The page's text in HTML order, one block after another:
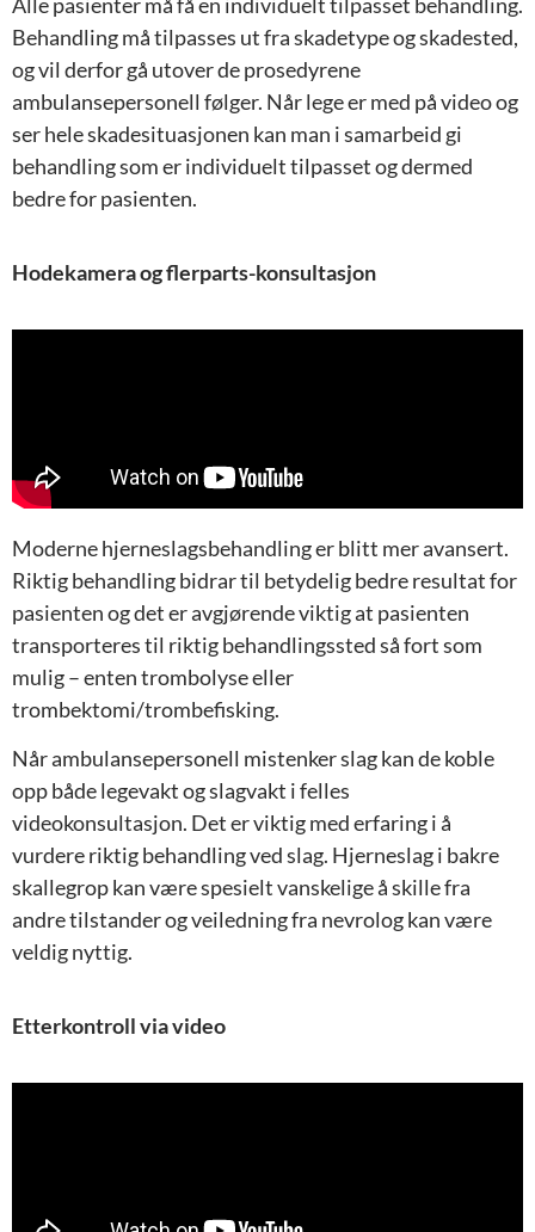
Behandling må tilpasses ut fra skadetype og skadested,
og vil derfor gå utover de prosedyrene
ambulansepersonell følger. Når lege er med på video og
ser hele skadesituasjonen kan man i samarbeid gi
behandling som er individuelt tilpasset og dermed
bedre for pasienten.
Hodekamera og flerparts-konsultasjon
Moderne hjerneslagsbehandling er blitt mer avansert.
Riktig behandling bidrar til betydelig bedre resultat for
pasienten og det er avgjørende viktig at pasienten
transporteres til riktig behandlingssted så fort som
mulig – enten trombolyse eller
trombektomi/trombefisking.
Når ambulansepersonell mistenker slag kan de koble
opp både legevakt og slagvakt i felles
videokonsultasjon. Det er viktig med erfaring i å
vurdere riktig behandling ved slag. Hjerneslag i bakre
skallegrop kan være spesielt vanskelige å skille fra
andre tilstander og veiledning fra nevrolog kan være
veldig nyttig.
Etterkontroll via video